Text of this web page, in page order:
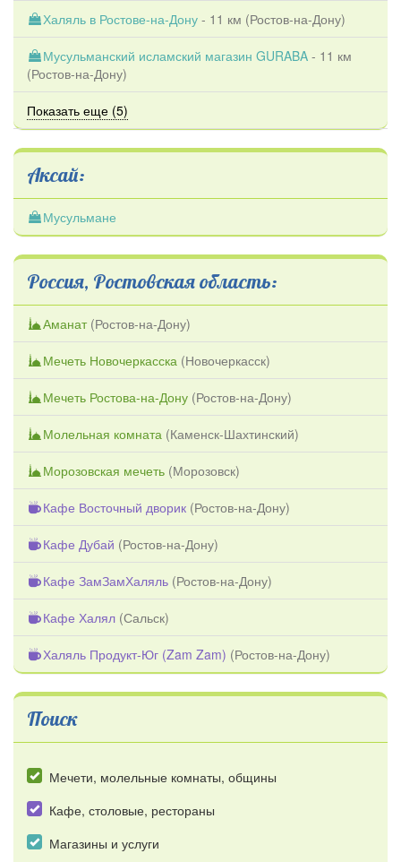
Халяль в Ростове-на-Дону - 11 км (Ростов-на-Дону)
Мусульманский исламский магазин GURABA - 11 км
(Ростов-на-Дону)
Показать еще (5)
Аксай:
Мусульмане
Россия, Ростовская область:
Аманат (Ростов-на-Дону)
Мечеть Новочеркасска (Новочеркасск)
Мечеть Ростова-на-Дону (Ростов-на-Дону)
Молельная комната (Каменск-Шахтинский)
Морозовская мечеть (Морозовск)
Кафе Восточный дворик (Ростов-на-Дону)
Кафе Дубай (Ростов-на-Дону)
Кафе ЗамЗамХаляль (Ростов-на-Дону)
Кафе Халял (Сальск)
Халяль Продукт-Юг (Zam Zam) (Ростов-на-Дону)
Поиск
Мечети, молельные комнаты, общины
Кафе, столовые, рестораны
Магазины и услуги